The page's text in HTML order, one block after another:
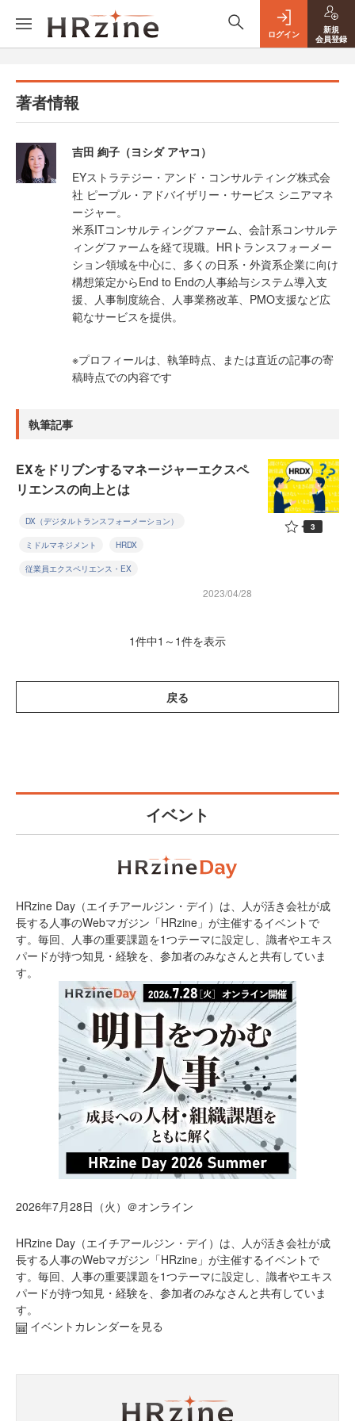
ログイン
新規
会員登録
著者情報
吉田 絢子（ヨシダ アヤコ）
EYストラテジー・アンド・コンサルティング株式会
社 ピープル・アドバイザリー・サービス シニアマネ
ージャー。
米系ITコンサルティングファーム、会計系コンサルテ
ィングファームを経て現職。HRトランスフォーメー
ション領域を中心に、多くの日系・外資系企業に向け
構想策定からEnd to Endの人事給与システム導入支
援、人事制度統合、人事業務改革、PMO支援など広
範なサービスを提供。
※プロフィールは、執筆時点、または直近の記事の寄
稿時点での内容です
執筆記事
EXをドリブンするマネージャーエクスペ
リエンスの向上とは
DX（デジタルトランスフォーメーション）
ミドルマネジメント HRDX
従業員エクスペリエンス・EX
2023/04/28
3
1件中1～1件を表示
戻る
イベント
HRzine Day（エイチアールジン・デイ）は、人が活き会社が成
長する人事のWebマガジン「HRzine」が主催するイベントで
す。毎回、人事の重要課題を1つテーマに設定し、識者やエキス
パードが持つ知見・経験を、参加者のみなさんと共有していま
す。
2026年7月28日（火）＠オンライン
HRzine Day（エイチアールジン・デイ）は、人が活き会社が成
長する人事のWebマガジン「HRzine」が主催するイベントで
す。毎回、人事の重要課題を1つテーマに設定し、識者やエキス
パードが持つ知見・経験を、参加者のみなさんと共有していま
す。
イベントカレンダーを見る